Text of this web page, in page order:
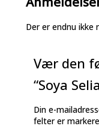
Der er endnu ikke
Vær den
“Soya
Din e-
felter er